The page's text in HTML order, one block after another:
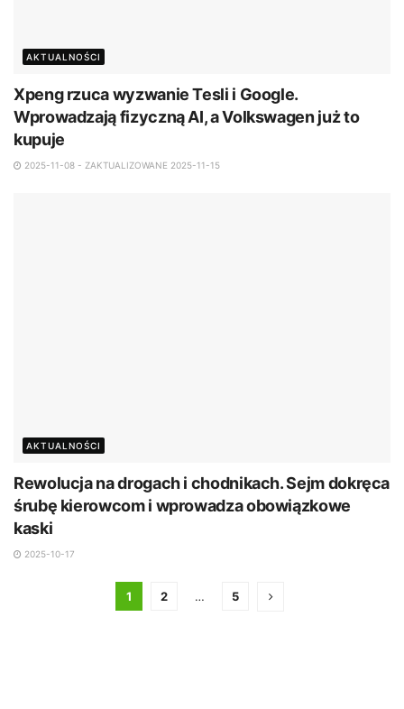
AKTUALNOŚCI
Xpeng rzuca wyzwanie Tesli i Google.
Wprowadzają fizyczną AI, a Volkswagen już to
kupuje
2025-11-08 - ZAKTUALIZOWANE 2025-11-15
AKTUALNOŚCI
Rewolucja na drogach i chodnikach. Sejm dokręca
śrubę kierowcom i wprowadza obowiązkowe
kaski
2025-10-17
1 2 … 5